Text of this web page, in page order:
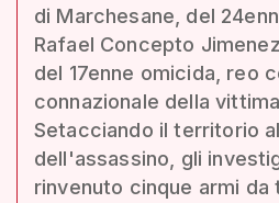
di Marchesane, del
Rafael Concepto
del 17enne omicida, reo
connazionale della
Setacciando il territorio
dell'assassino, gli
rinvenuto cinque armi da